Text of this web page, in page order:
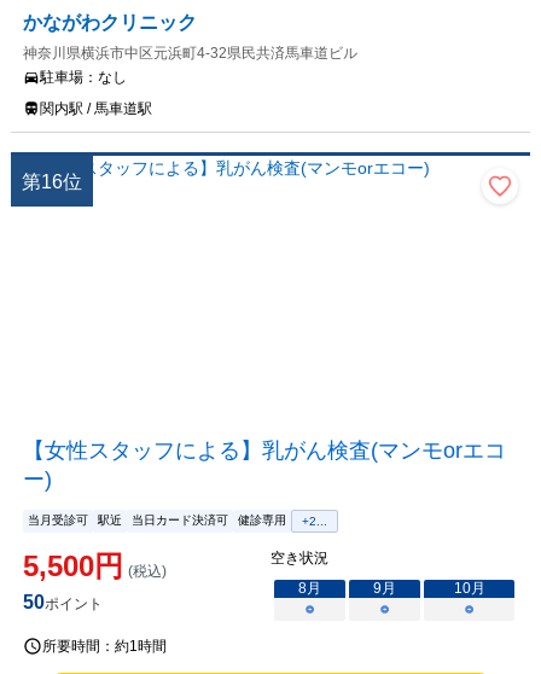
かながわクリニック
神奈川県横浜市中区元浜町4-32県民共済馬車道ビル
駐車場： なし
関内駅 / 馬車道駅
第16位
【女性スタッフによる】乳がん検査(マンモorエコ
ー)
当月受診可 駅近 当日カード決済可 健診専用 +2...
5,500円 (税込)
50ポイント
空き状況
8月 9月 10月
○
○ ○
所要時間： 約1時間